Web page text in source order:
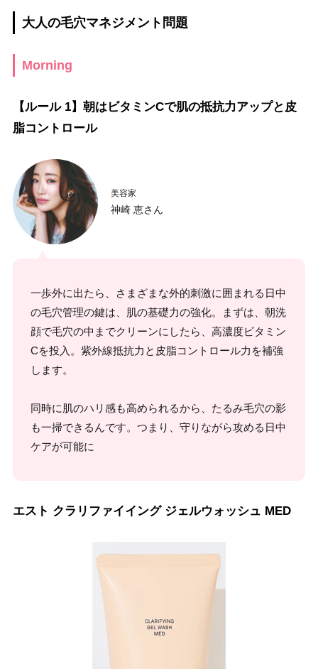
大人の毛穴マネジメント問題
Morning
【ルール 1】朝はビタミンCで肌の抵抗力アップと皮
脂コントロール
美容家
神崎 恵さん
一歩外に出たら、さまざまな外的刺激に囲まれる日中
の毛穴管理の鍵は、肌の基礎力の強化。まずは、朝洗
顔で毛穴の中までクリーンにしたら、高濃度ビタミン
Cを投入。紫外線抵抗力と皮脂コントロール力を補強
します。
同時に肌のハリ感も高められるから、たるみ毛穴の影
も一掃できるんです。つまり、守りながら攻める日中
ケアが可能に
エスト クラリファイイング ジェルウォッシュ MED